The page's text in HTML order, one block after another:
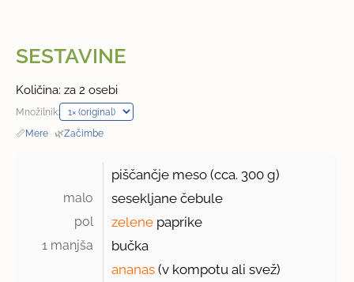
SESTAVINE
Količina: za 2 osebi
Množilnik:
📏Mere · 🌿Začimbe
piščančje meso (cca. 300 g)
malo sesekljane čebule
pol zelene paprike
1 manjša
bučka
ananas (v kompotu ali svež)